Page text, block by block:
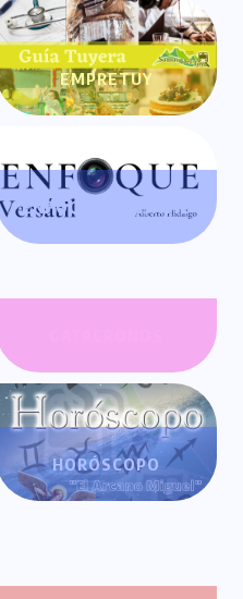
EMPRETUY
ENFOQUE VERSÁTIL
HORÓSCOPO